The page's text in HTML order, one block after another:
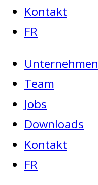
Kontakt
FR
Unternehmen
Team
Jobs
Downloads
Kontakt
FR